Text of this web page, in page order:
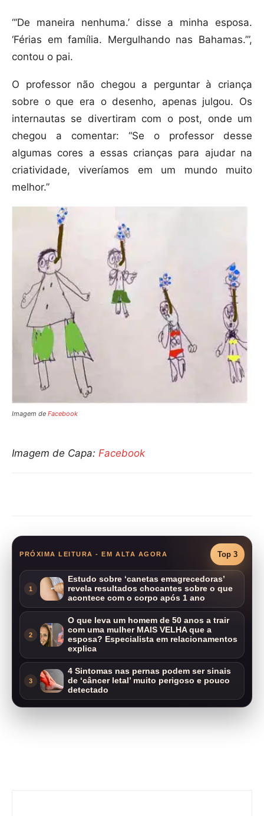
“‘De maneira nenhuma.’ disse a minha esposa.
‘Férias em família. Mergulhando nas Bahamas.’”,
contou o pai.
O professor não chegou a perguntar à criança
sobre o que era o desenho, apenas julgou. Os
internautas se divertiram com o post, onde um
chegou a comentar: “Se o professor desse
algumas cores a essas crianças para ajudar na
criatividade, viveríamos em um mundo muito
melhor.”
Imagem de Facebook
Imagem de Capa: Facebook
PRÓXIMA LEITURA - EM ALTA AGORA Top 3
1
Estudo sobre ‘canetas emagrecedoras’
revela resultados chocantes sobre o que
acontece com o corpo após 1 ano
2
O que leva um homem de 50 anos a trair
com uma mulher MAIS VELHA que a
esposa? Especialista em relacionamentos
explica
3
4 Sintomas nas pernas podem ser sinais
de ‘câncer letal’ muito perigoso e pouco
detectado